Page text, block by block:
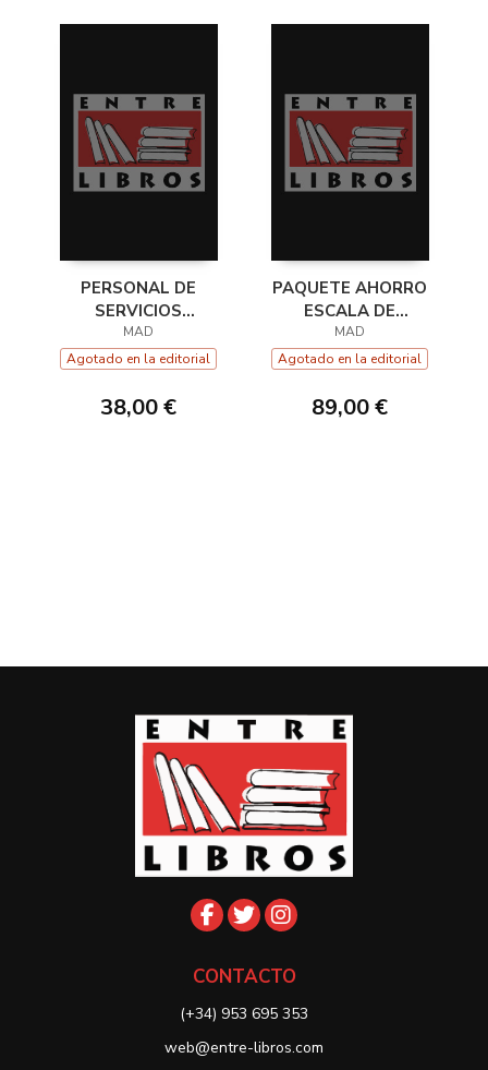
PERSONAL DE
SERVICIOS
GENERALES.
TEMARIO PARTE
VOLUMEN 2. SERAS
MAD
Agotado en la editorial
38,00 €
PAQUETE AHORRO
ESCALA DE
AGENTES TÉCNICOS
FACULTATIVOS,
EDUCACIÓ
MAD
Agotado en la editorial
89,00 €
CONTACTO
(+34) 953 695 353
web@entre-libros.com